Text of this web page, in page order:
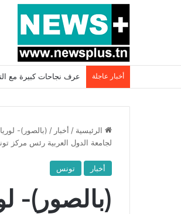
أخبار عاجلة بسبب المرزوقي وبتكليف
الرئيسية / أخبار / (بالصور)-
لجامعة الدول العربية رئس مركز
أخبار تونس
(بالصور)-